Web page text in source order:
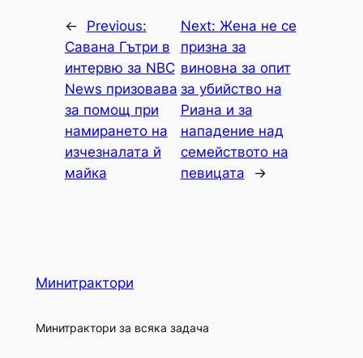
←
Previous:
Савана Гътри в
интервю за NBC
News призовава
за помощ при
намирането на
изчезналата й
майка
Next: Жена не се
призна за
виновна за опит
за убийство на
Риана и за
нападение над
семейството на
певицата
→
Минитрактори
Минитрактори за всяка задача